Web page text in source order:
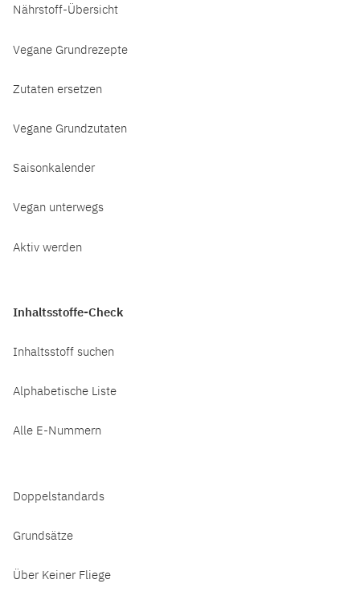
Nährstoff-Übersicht
Vegane Grundrezepte
Zutaten ersetzen
Vegane Grundzutaten
Saisonkalender
Vegan unterwegs
Aktiv werden
Inhaltsstoffe-Check
Inhaltsstoff suchen
Alphabetische Liste
Alle E-Nummern
Doppelstandards
Grundsätze
Über Keiner Fliege